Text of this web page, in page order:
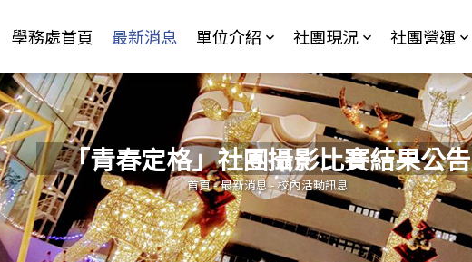
學務處首頁 最新消息 單位介紹 社團現況 社團營運
「青春定格」社團攝影比賽結果公告
您在這裡
首頁-最新消息-校內活動訊息